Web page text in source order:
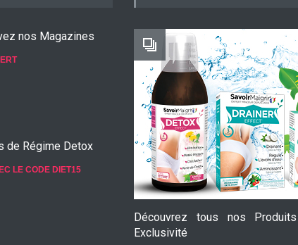
nos Magazines
de Régime Detox
LE CODE DIET15
Découvrez tous nos
Exclusivité